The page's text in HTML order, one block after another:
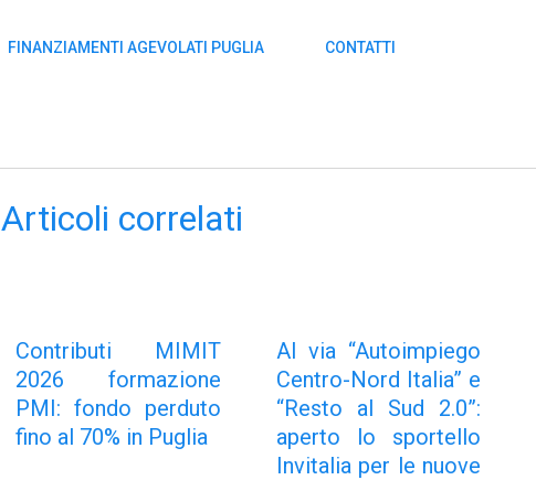
FINANZIAMENTI AGEVOLATI PUGLIA CONTATTI
Articoli correlati
Contributi MIMIT
2026 formazione
PMI: fondo perduto
fino al 70% in Puglia
Al via “Autoimpiego
Centro-Nord Italia” e
“Resto al Sud 2.0”:
aperto lo sportello
Invitalia per le nuove